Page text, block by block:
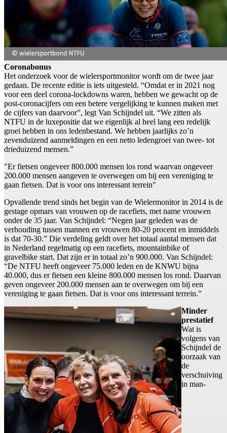
Coronabonus
Het onderzoek voor de wielersportmonitor wordt om de twee jaar
gedaan. De recente editie is iets uitgesteld. “Omdat er in 2021 nog
voor een deel corona-lockdowns waren, hebben we gewacht op de
post-coronacijfers om een betere vergelijking te kunnen maken met
de cijfers van daarvoor”, legt Van Schijndel uit. “We zitten als
NTFU in de luxepositie dat we eigenlijk al heel lang een redelijk
groei hebben in ons ledenbestand. We hebben jaarlijks zo’n
zevenduizend aanmeldingen en een netto ledengroei van twee- tot
drieduizend mensen.”
"Er fietsen ongeveer 800.000 mensen los rond waarvan ongeveer
200.000 mensen aangeven te overwegen om bij een vereniging te
gaan fietsen. Dat is voor ons interessant terrein"
Opvallende trend sinds het begin van de Wielermonitor in 2014 is de
gestage opmars van vrouwen op de racefiets, met name vrouwen
onder de 35 jaar. Van Schijndel: “Negen jaar geleden was de
verhouding tussen mannen en vrouwen 80-20 procent en inmiddels
is dat 70-30.” Die verdeling geldt over het totaal aantal mensen dat
in Nederland regelmatig op een racefiets, mountainbike of
gravelbike start. Dat zijn er in totaal zo’n 900.000. Van Schijndel:
“De NTFU heeft ongeveer 75.000 leden en de KNWU bijna
40.000, dus er fietsen een kleine 800.000 mensen los rond. Daarvan
geven ongeveer 200.000 mensen aan te overwegen om bij een
vereniging te gaan fietsen. Dat is voor ons interessant terrein.”
Minder
prestatief
Wat is
volgens van
Schijndel de
oorzaak van
de
verschuiving
in man-